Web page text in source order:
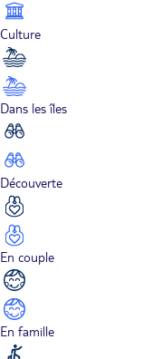
Culture
Dans les îles
Découverte
En couple
En famille